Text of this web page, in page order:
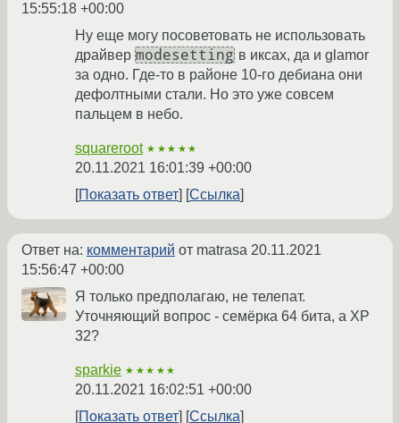
15:55:18 +00:00
Ну еще могу посоветовать не использовать
драйвер modesetting в иксах, да и glamor
за одно. Где-то в районе 10-го дебиана они
дефолтными стали. Но это уже совсем
пальцем в небо.
squareroot ★★★★★
20.11.2021 16:01:39 +00:00
Показать ответ
Ссылка
Ответ на: комментарий от matrasa 20.11.2021
15:56:47 +00:00
Я только предполагаю, не телепат.
Уточняющий вопрос - семёрка 64 бита, а XP
32?
sparkie ★★★★★
20.11.2021 16:02:51 +00:00
Показать ответ
Ссылка